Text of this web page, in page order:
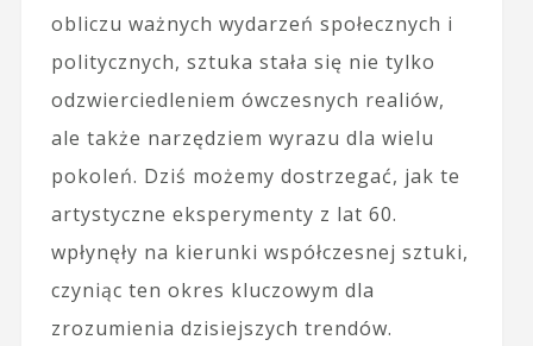
obliczu ważnych wydarzeń społecznych i
politycznych, sztuka stała się nie tylko
odzwierciedleniem ówczesnych realiów,
ale także narzędziem wyrazu dla wielu
pokoleń. Dziś możemy dostrzegać, jak te
artystyczne eksperymenty z lat 60.
wpłynęły na kierunki współczesnej sztuki,
czyniąc ten okres kluczowym dla
zrozumienia dzisiejszych trendów.